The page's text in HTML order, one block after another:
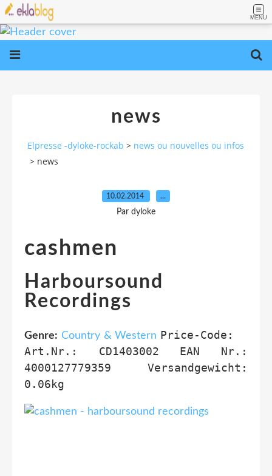
MENU
news
Elpresse -dyloke-rockab > news ou nouvelles ou infos
> news
10.02.2014 …
Par dyloke
cashmen
Harboursound
Recordings
Genre: Country & Western Price-Code:
Art.Nr.:
CD1403002
EAN Nr.:
4000127779359
Versandgewicht:
0.06kg